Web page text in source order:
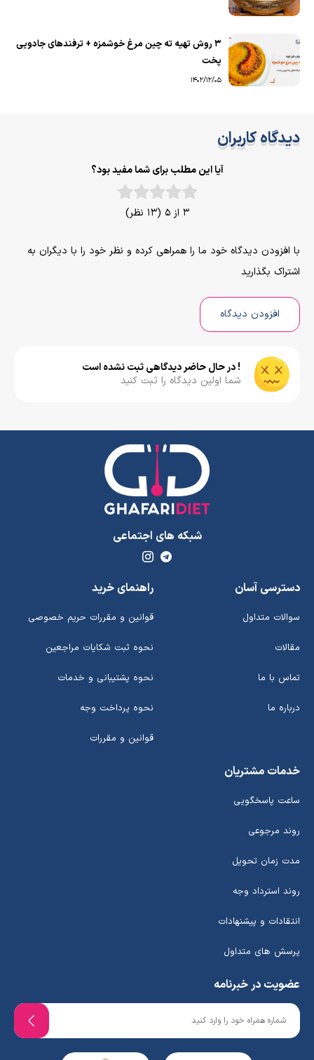
۳ روش تهیه ته چین مرغ خوشمزه + ترفندهای جادویی
پخت
1402/12/05
دیدگاه کاربران
آیا این مطلب برای شما مفید بود؟
3 از 5 (13 نظر)
با افزودن دیدگاه خود ما را همراهی کرده و نظر خود را با دیگران به
اشتراک بگذارید
افزودن دیدگاه
! در حال حاضر دیدگاهی ثبت نشده است
شما اولین دیدگاه را ثبت کنید
شبکه های اجتماعی
دسترسی آسان
سوالات متداول
مقالات
تماس با ما
درباره ما
راهنمای خرید
قوانین و مقررات حریم خصوصی
نحوه ثبت شکایات مراجعین
نحوه پشتیبانی و خدمات
نحوه پرداخت وجه
قوانین و مقررات
خدمات مشتریان
ساعت پاسخگویی
روند مرجوعی
مدت زمان تحویل
روند استرداد وجه
انتقادات و پیشنهادات
پرسش های متداول
عضویت در خبرنامه